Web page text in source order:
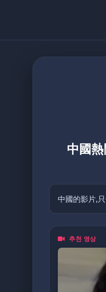
中國
中國的影片,
추천 영상